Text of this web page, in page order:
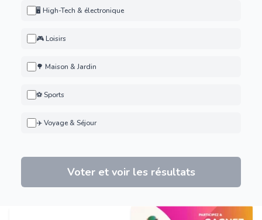
🖥️ High-Tech & électronique
🎮 Loisirs
🌳 Maison & Jardin
⚽ Sports
✈️ Voyage & Séjour
Voter et voir les résultats